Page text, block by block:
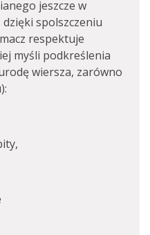
jeszcze w
spolszczeniu
respektuje
myśli podkreślenia
wiersza, zarówno